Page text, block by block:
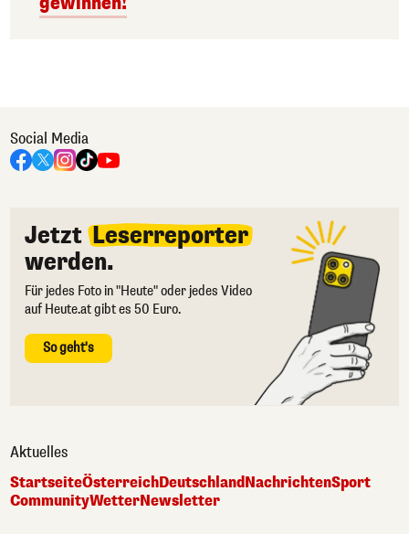
Social Media
Jetzt Leserreporter
werden.
Für jedes Foto in "Heute" oder jedes Video
auf Heute.at gibt es 50 Euro.
So geht's
Aktuelles
StartseiteÖsterreichDeutschlandNachrichtenSport
CommunityWetterNewsletter